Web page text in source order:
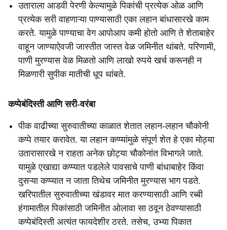
उताराला आडवी पेरणी केल्यामुळे पिकांची प्रत्येक ओळ आणि
प्रत्येक सरी वाहणाऱ्या पाण्यासाठी एका लहान बांधासारखे काम
करते. यामुळे पाण्याचा वेग आपोआप कमी होतो आणि ते शेताबाहेर
वाहून जाण्याऐवजी जास्तीत जास्त वेळ जमिनीत थांबते. परिणामी,
पाणी मुरण्यास वेळ मिळतो आणि लाखो रुपये खर्च करूनही न
मिळणारी सुपीक मातीची धूप थांबते.
कप्पेबंदिस्ती आणि सरी-वरंबा
पीक वाढीच्या सुरुवातीच्या काळात शेतात लहान-लहान चौकोनी
कप्पे तयार करावेत. या लहान कप्प्यांमुळे संपूर्ण शेत हे एका मोठ्या
उतारासारखे न राहता अनेक छोट्या चौकोनांत विभागले जाते.
यामुळे एखाद्या कप्प्यात पडलेले पावसाचे पाणी बांधाबाहेर किंवा
दुसऱ्या कप्प्यात न जाता तिथेच जमिनीत मुरण्यास भाग पडते.
खरिपातील सुरुवातीच्या खंडावर मात करण्यासाठी आणि रब्बी
हंगामातील पिकांसाठी जमिनीत ओलावा सा ठवून ठेवण्यासाठी
कप्पेबंदिस्ती अत्यंत फायदेशीर ठरते. तसेच, उभ्या पिकात